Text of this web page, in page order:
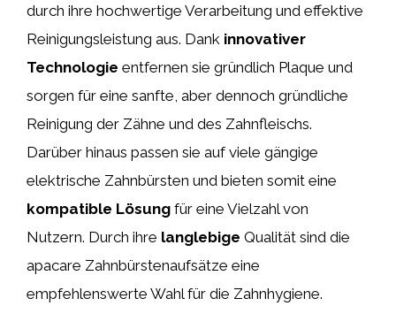
durch ihre hochwertige Verarbeitung und effektive
Reinigungsleistung aus. Dank innovativer
Technologie entfernen sie gründlich Plaque und
sorgen für eine sanfte, aber dennoch gründliche
Reinigung der Zähne und des Zahnfleischs.
Darüber hinaus passen sie auf viele gängige
elektrische Zahnbürsten und bieten somit eine
kompatible Lösung für eine Vielzahl von
Nutzern. Durch ihre langlebige Qualität sind die
apacare Zahnbürstenaufsätze eine
empfehlenswerte Wahl für die Zahnhygiene.